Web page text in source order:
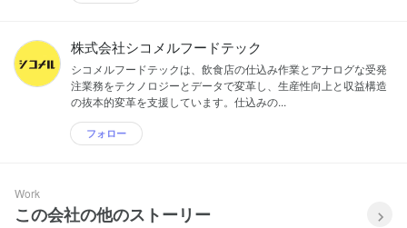
株式会社シコメルフードテック
シコメルフードテックは、飲食店の仕込み作業とアナログな受発
注業務をテクノロジーとデータで変革し、生産性向上と収益構造
の抜本的変革を支援しています。仕込みの...
フォロー
Work
この会社の他のストーリー